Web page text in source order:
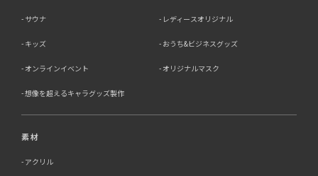
サウナ レディースオリジナル
キッズ おうち&ビジネスグッズ
オンラインイベント オリジナルマスク
想像を超えるキャラグッズ製作
素材
アクリル